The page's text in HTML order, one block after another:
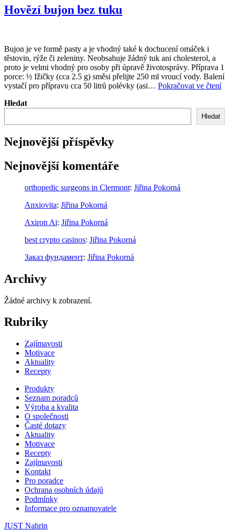
Hovězí bujon bez tuku
Bujon je ve formě pasty a je vhodný také k dochucení omáček i
těstovin, rýže či zeleniny. Neobsahuje žádný tuk ani cholesterol, a
proto je velmi vhodný pro osoby při úpravě životosprávy. Příprava 1
porce: ½ Ižičky (cca 2.5 g) směsi přelijte 250 ml vroucí vody. Balení
vystačí pro přípravu cca 50 litrů polévky (asi… Pokračovat ve čtení
Hledat
Hledat
Nejnovější příspěvky
Nejnovější komentáře
orthopedic surgeons in Clermont: Jiřina Pokorná
Anxiovita: Jiřina Pokorná
Axiron Ai: Jiřina Pokorná
best crypto casinos: Jiřina Pokorná
Заказ фундамент: Jiřina Pokorná
Archivy
Žádné archivy k zobrazení.
Rubriky
Zajímavosti
Motivace
Aktuality
Recepty
Produkty
Seznam poradců
Výroba a kvalita
O společnosti
Časté dotazy
Aktuality
Motivace
Recepty
Zajímavosti
Kontakt
Pro poradce
Ochrana osobních údajů
Podmínky
Informace pro oznamovatele
JUST Nahrin